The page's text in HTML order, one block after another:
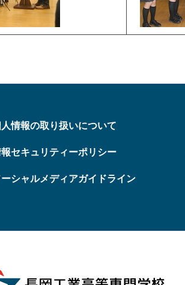
情報の取り扱いについて
セキュリティーポリシー
ーシャルメディアガイドライン